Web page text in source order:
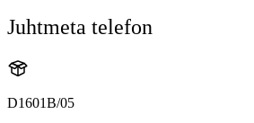
Juhtmeta telefon
D1601B/05